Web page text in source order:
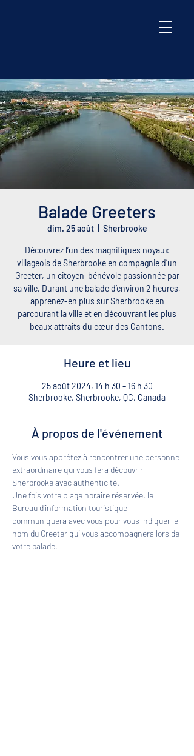
Balade Greeters
dim. 25 août
  |
Sherbrooke
Découvrez l’un des magnifiques noyaux
villageois de Sherbrooke en compagnie d’un
Greeter, un citoyen-bénévole passionnée par
sa ville. Durant une balade d’environ 2 heures,
apprenez-en plus sur Sherbrooke en
parcourant la ville et en découvrant les plus
beaux attraits du cœur des Cantons.
Heure et lieu
25 août 2024, 14 h 30 – 16 h 30
Sherbrooke, Sherbrooke, QC, Canada
À propos de l'événement
Vous vous apprêtez à rencontrer une personne
extraordinaire qui vous fera découvrir
Sherbrooke avec authenticité.
Une fois votre plage horaire réservée, le
Bureau d'information touristique
communiquera avec vous pour vous indiquer le
nom du Greeter qui vous accompagnera lors de
votre balade.